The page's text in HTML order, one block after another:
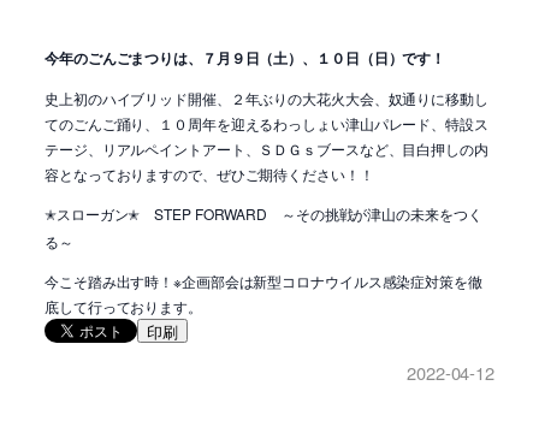
今年のごんごまつりは、７月９日（土）、１０日（日）です！
史上初のハイブリッド開催、２年ぶりの大花火大会、奴通りに移動し
てのごんご踊り、１０周年を迎えるわっしょい津山パレード、特設ス
テージ、リアルペイントアート、ＳＤＧｓブースなど、目白押しの内
容となっておりますので、ぜひご期待ください！！
✭スローガン✭STEP FORWARD ～その挑戦が津山の未来をつく
る～
今こそ踏み出す時！※企画部会は新型コロナウイルス感染症対策を徹
底して行っております。
印刷
2022-04-12